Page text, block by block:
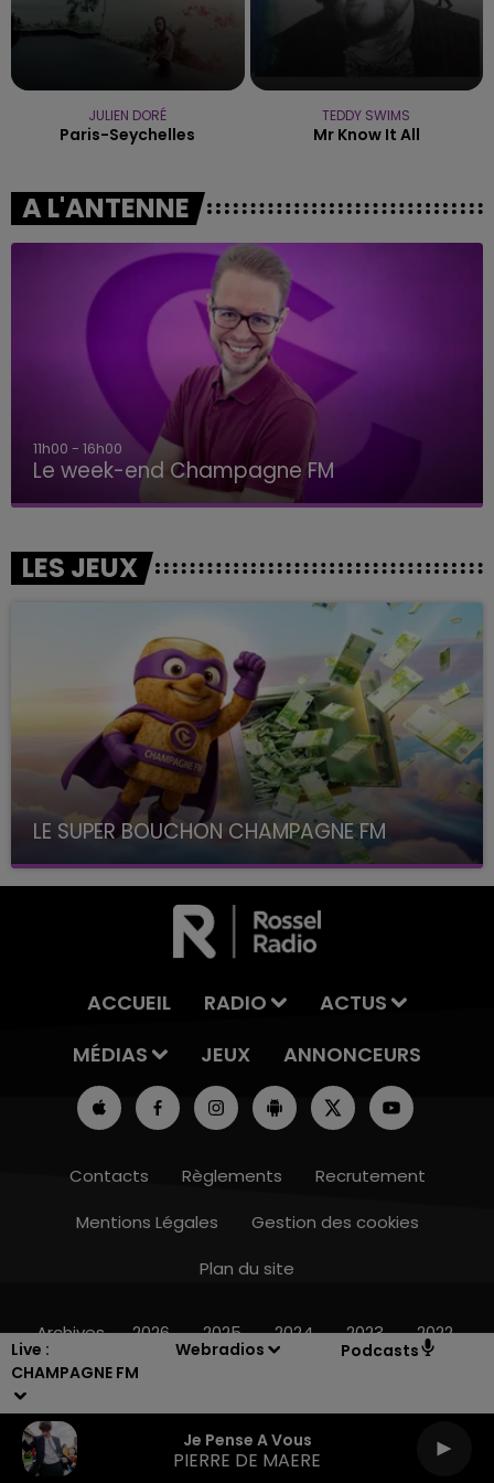
Live :
CHAMPAGNE FM
Webradios Podcasts
Je Pense A Vous
PIERRE DE MAERE
16h00 - 20h00
JULIEN DORÉ
Paris-Seychelles
TEDDY SWIMS
Mr Know It All
A L'ANTENNE
11h00 - 16h00
Le week-end Champagne FM
LES JEUX
LE SUPER BOUCHON CHAMPAGNE FM
avec La Famille Champagne FM, à 8H10
ACCUEIL RADIO
ACTUS
MÉDIAS
JEUX ANNONCEURS
Contacts Règlements
Recrutement
Mentions Légales
Gestion des cookies
Plan du site
Archives 2026 2025 2024 2023 2022